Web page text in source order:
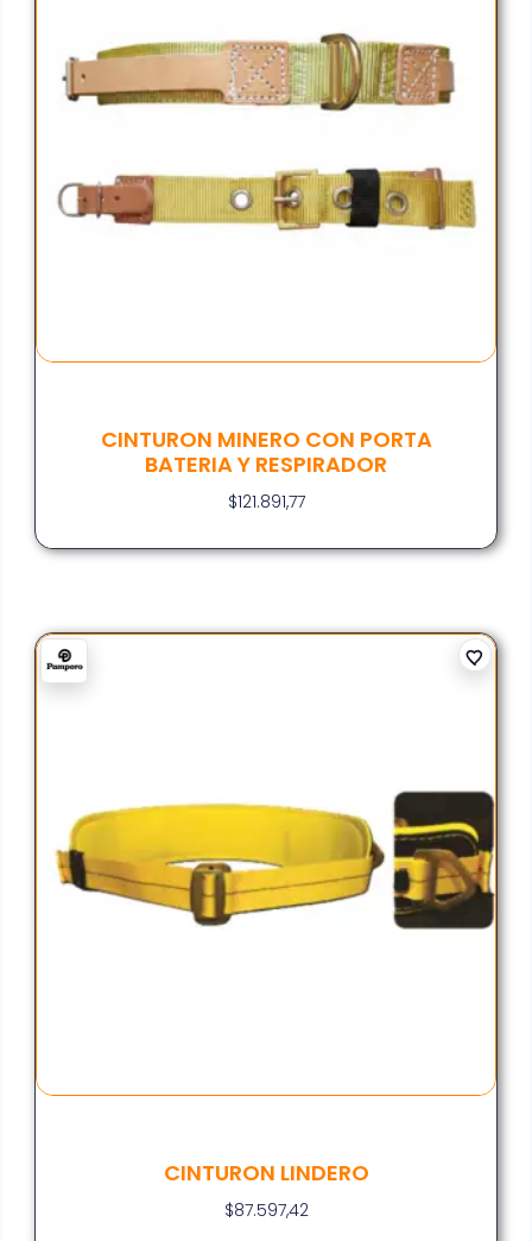
CINTURON MINERO CON PORTA
BATERIA Y RESPIRADOR
$121.891,77
CINTURON LINDERO
$87.597,42